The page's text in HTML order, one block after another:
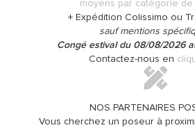
moyens par catégorie de
+ Expédition Colissimo ou
sauf mentions
Congé estival du 08/08/2026
Contactez-nous en
NOS PARTENAIRES
Vous cherchez un poseur à